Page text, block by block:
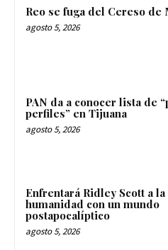
Reo se fuga del Cereso de
agosto 5, 2026
PAN da a conocer lista de
perfiles” en Tijuana
agosto 5, 2026
Enfrentará Ridley Scott a la
humanidad con un mundo
postapocalíptico
agosto 5, 2026